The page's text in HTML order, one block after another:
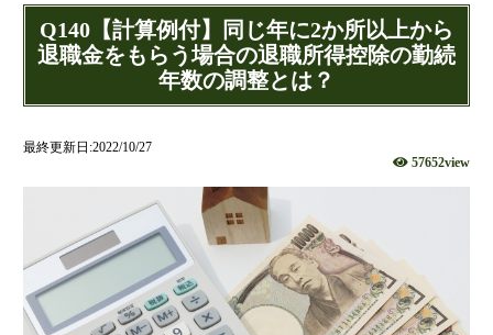
株式会社設立
合同会社設立
社団法人設立
財団法人設立
当事務所に依頼するメリット
経営革新計画取得支援
経営革新計画の内容
計画を立てることで見えてくるもの
Q140【計算例付】同じ年に2か所以上から
退職金をもらう場合の退職所得控除の勤続
年数の調整とは？
最終更新日:2022/10/27
57652view